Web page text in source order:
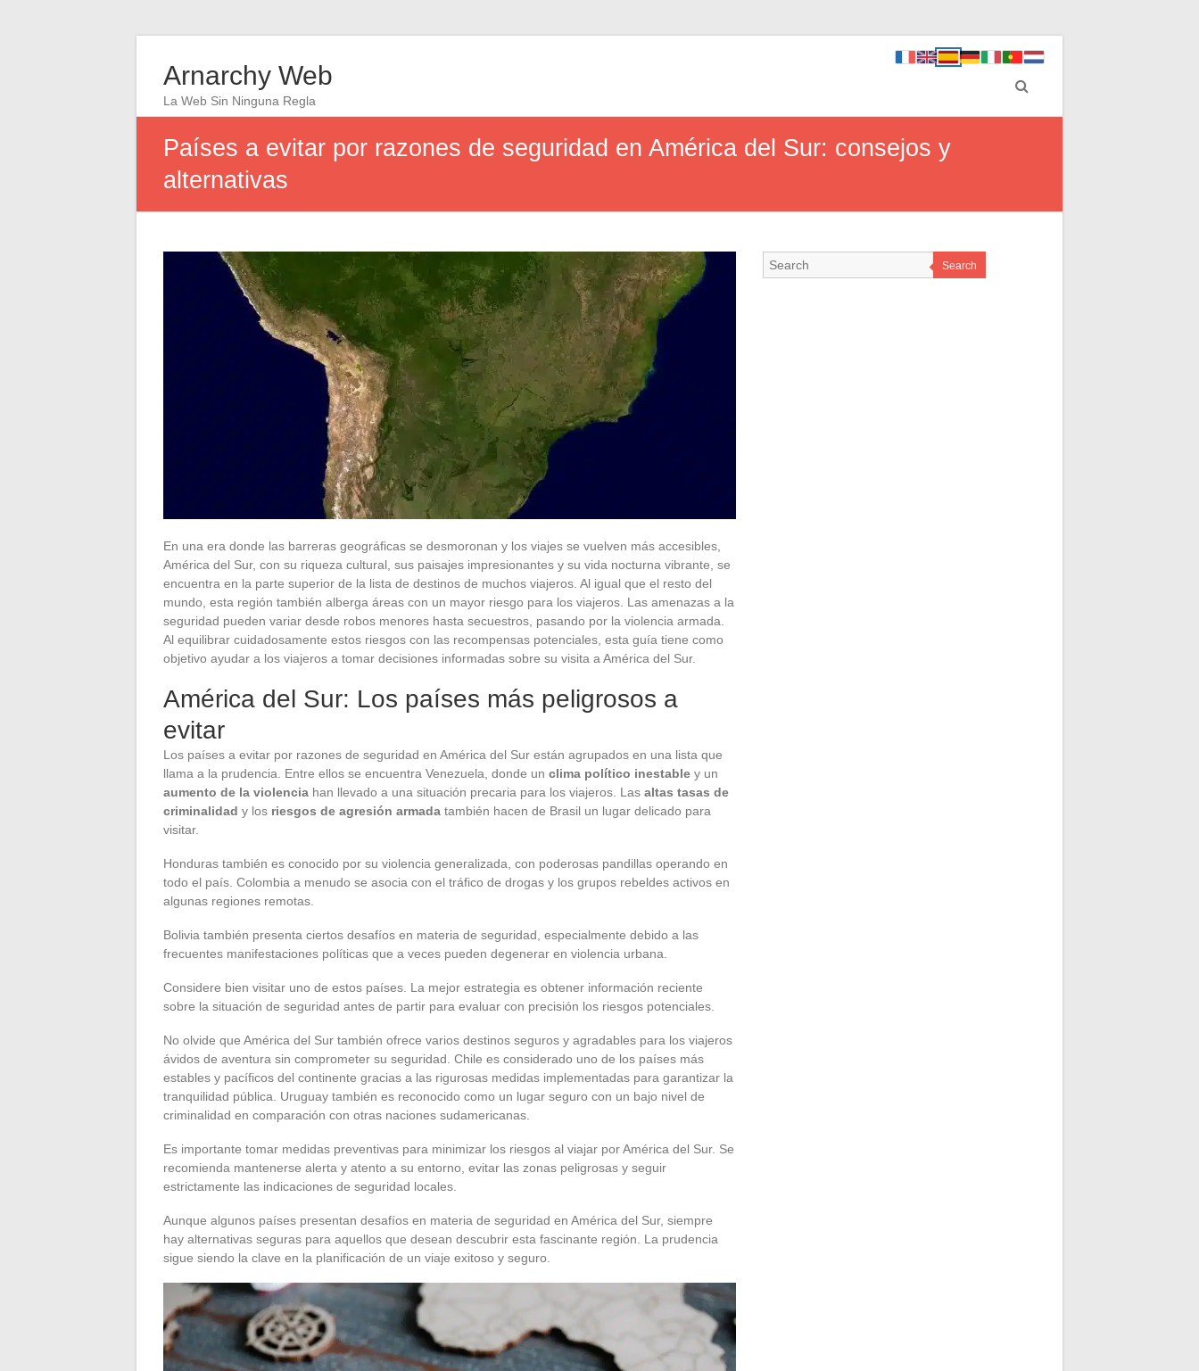
Arnarchy Web
La Web Sin Ninguna Regla
Países a evitar por razones de seguridad en América del Sur: consejos y
alternativas
En una era donde las barreras geográficas se desmoronan y los viajes se vuelven más accesibles,
América del Sur, con su riqueza cultural, sus paisajes impresionantes y su vida nocturna vibrante, se
encuentra en la parte superior de la lista de destinos de muchos viajeros. Al igual que el resto del
mundo, esta región también alberga áreas con un mayor riesgo para los viajeros. Las amenazas a la
seguridad pueden variar desde robos menores hasta secuestros, pasando por la violencia armada.
Al equilibrar cuidadosamente estos riesgos con las recompensas potenciales, esta guía tiene como
objetivo ayudar a los viajeros a tomar decisiones informadas sobre su visita a América del Sur.
América del Sur: Los países más peligrosos a
evitar
Los países a evitar por razones de seguridad en América del Sur están agrupados en una lista que
llama a la prudencia. Entre ellos se encuentra Venezuela, donde un clima político inestable y un
aumento de la violencia han llevado a una situación precaria para los viajeros. Las altas tasas de
criminalidad y los riesgos de agresión armada también hacen de Brasil un lugar delicado para
visitar.
Honduras también es conocido por su violencia generalizada, con poderosas pandillas operando en
todo el país. Colombia a menudo se asocia con el tráfico de drogas y los grupos rebeldes activos en
algunas regiones remotas.
Bolivia también presenta ciertos desafíos en materia de seguridad, especialmente debido a las
frecuentes manifestaciones políticas que a veces pueden degenerar en violencia urbana.
Considere bien visitar uno de estos países. La mejor estrategia es obtener información reciente
sobre la situación de seguridad antes de partir para evaluar con precisión los riesgos potenciales.
No olvide que América del Sur también ofrece varios destinos seguros y agradables para los viajeros
ávidos de aventura sin comprometer su seguridad. Chile es considerado uno de los países más
estables y pacíficos del continente gracias a las rigurosas medidas implementadas para garantizar la
tranquilidad pública. Uruguay también es reconocido como un lugar seguro con un bajo nivel de
criminalidad en comparación con otras naciones sudamericanas.
Es importante tomar medidas preventivas para minimizar los riesgos al viajar por América del Sur. Se
recomienda mantenerse alerta y atento a su entorno, evitar las zonas peligrosas y seguir
estrictamente las indicaciones de seguridad locales.
Aunque algunos países presentan desafíos en materia de seguridad en América del Sur, siempre
hay alternativas seguras para aquellos que desean descubrir esta fascinante región. La prudencia
sigue siendo la clave en la planificación de un viaje exitoso y seguro.
Search